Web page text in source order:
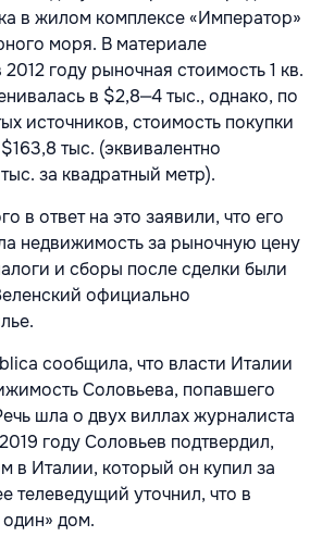
в жилом комплексе «Император»
моря. В материале
году рыночная стоимость 1 кв.
в $2,8‒4 тыс., однако, по
источников, стоимость покупки
тыс. (эквивалентно
за квадратный метр).
в ответ на это заявили, что его
недвижимость за рыночную цену
и сборы после сделки были
официально
сообщила, что власти Италии
Соловьева, попавшего
шла о двух виллах журналиста
году Соловьев подтвердил,
в Италии, который он купил за
телеведущий уточнил, что в
один» дом.